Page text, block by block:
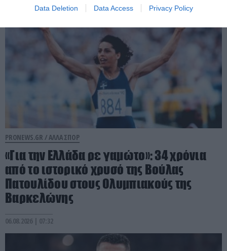
Data Deletion Data Access Privacy Policy
PRONEWS.GR /ΑΛΛΑ ΣΠΟΡ
«Για την Ελλάδα ρε γαμώτο»: 34 χρόνια
από το ιστορικό χρυσό της Βούλας
Πατουλίδου στους Ολυμπιακούς της
Βαρκελώνης
06.08.2026 | 07:32